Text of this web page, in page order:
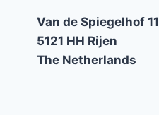
Van de Spiegelhof 11
5121 HH Rijen
The Netherlands